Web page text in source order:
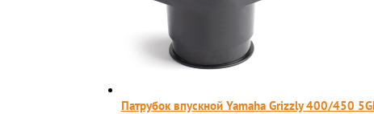
Патрубок впускной Yamaha Grizzly 400/450